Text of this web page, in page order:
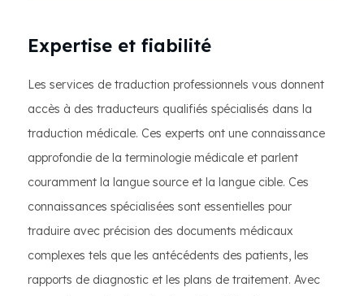
Expertise et fiabilité
Les services de traduction professionnels vous donnent
accès à des traducteurs qualifiés spécialisés dans la
traduction médicale. Ces experts ont une connaissance
approfondie de la terminologie médicale et parlent
couramment la langue source et la langue cible. Ces
connaissances spécialisées sont essentielles pour
traduire avec précision des documents médicaux
complexes tels que les antécédents des patients, les
rapports de diagnostic et les plans de traitement. Avec